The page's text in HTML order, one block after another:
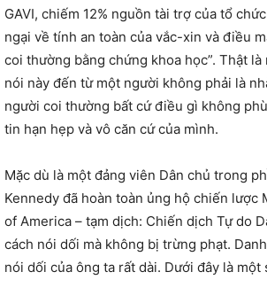
GAVI, chiếm 12% nguồn tài trợ của tổ
ngại về tính an toàn của vắc-xin và điều
coi thường bằng chứng khoa học”. Thật
nói này đến từ một người không phải là
người coi thường bất cứ điều gì không
tin hạn hẹp và vô căn cứ của mình.
Mặc dù là một đảng viên Dân chủ trong
Kennedy đã hoàn toàn ủng hộ chiến lược
of America – tạm dịch: Chiến dịch Tự do
cách nói dối mà không bị trừng phạt.
nói dối của ông ta rất dài. Dưới đây là một